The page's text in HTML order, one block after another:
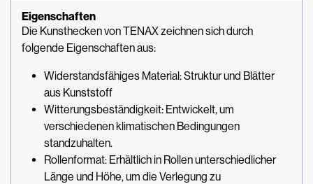
Eigenschaften
Die Kunsthecken von TENAX zeichnen sich durch
folgende Eigenschaften aus:
Widerstandsfähiges Material: Struktur und Blätter
aus Kunststoff
Witterungsbeständigkeit: Entwickelt, um
verschiedenen klimatischen Bedingungen
standzuhalten.
Rollenformat: Erhältlich in Rollen unterschiedlicher
Länge und Höhe, um die Verlegung zu